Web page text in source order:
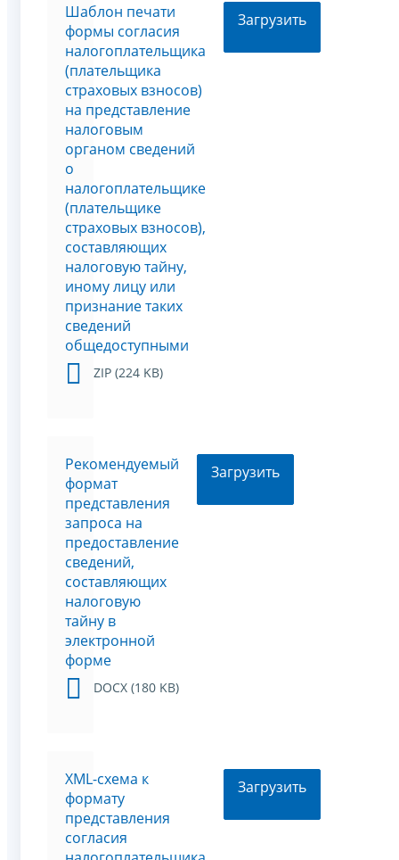
Шаблон печати
формы согласия
налогоплательщика
(плательщика
страховых взносов)
на представление
налоговым
органом сведений
о
налогоплательщике
(плательщике
страховых взносов),
составляющих
налоговую тайну,
иному лицу или
признание таких
сведений
общедоступными
ZIP (224 KB)
Загрузить
Рекомендуемый
формат
представления
запроса на
предоставление
сведений,
составляющих
налоговую
тайну в
электронной
форме
DOCX (180 KB)
Загрузить
XML-схема к
формату
представления
согласия
Загрузить